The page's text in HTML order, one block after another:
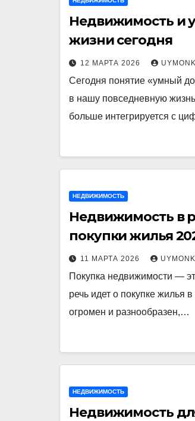
Недвижимость и
жизни сегодня
12 МАРТА 2026
Сегодня понятие «умный
в нашу повседневную
больше интегрируется с
НЕДВИЖИМОСТЬ
Недвижимость в
покупки жилья
11 МАРТА 2026
Покупка недвижимости —
речь идет о покупке жилья
огромен и разнообразен,…
НЕДВИЖИМОСТЬ
Недвижимость